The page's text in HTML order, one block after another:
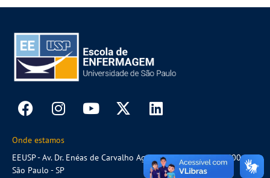
Onde estamos
EEUSP - Av. Dr. Enéas de Carvalho Aguiar, 419 CEP.: 05403-000 -
São Paulo - SP